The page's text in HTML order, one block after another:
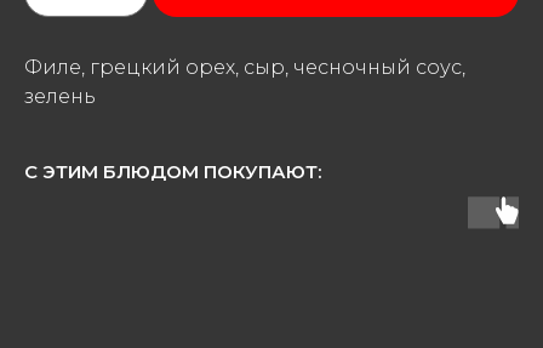
Филе, грецкий орех, сыр, чесночный соус,
зелень
С ЭТИМ БЛЮДОМ ПОКУПАЮТ: